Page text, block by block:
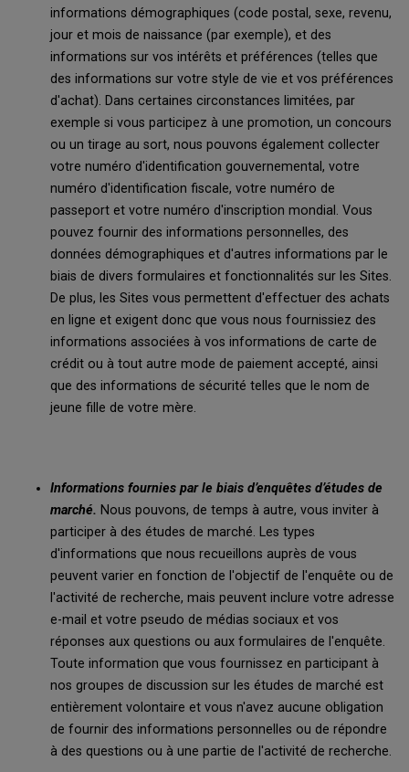
informations démographiques (code postal, sexe, revenu,
jour et mois de naissance (par exemple), et des
informations sur vos intérêts et préférences (telles que
des informations sur votre style de vie et vos préférences
d'achat). Dans certaines circonstances limitées, par
exemple si vous participez à une promotion, un concours
ou un tirage au sort, nous pouvons également collecter
votre numéro d'identification gouvernemental, votre
numéro d'identification fiscale, votre numéro de
passeport et votre numéro d'inscription mondial. Vous
pouvez fournir des informations personnelles, des
données démographiques et d'autres informations par le
biais de divers formulaires et fonctionnalités sur les Sites.
De plus, les Sites vous permettent d'effectuer des achats
en ligne et exigent donc que vous nous fournissiez des
informations associées à vos informations de carte de
crédit ou à tout autre mode de paiement accepté, ainsi
que des informations de sécurité telles que le nom de
jeune fille de votre mère.
Informations fournies par le biais d’enquêtes d’études de
marché. Nous pouvons, de temps à autre, vous inviter à
participer à des études de marché. Les types
d'informations que nous recueillons auprès de vous
peuvent varier en fonction de l'objectif de l'enquête ou de
l'activité de recherche, mais peuvent inclure votre adresse
e-mail et votre pseudo de médias sociaux et vos
réponses aux questions ou aux formulaires de l'enquête.
Toute information que vous fournissez en participant à
nos groupes de discussion sur les études de marché est
entièrement volontaire et vous n'avez aucune obligation
de fournir des informations personnelles ou de répondre
à des questions ou à une partie de l'activité de recherche.